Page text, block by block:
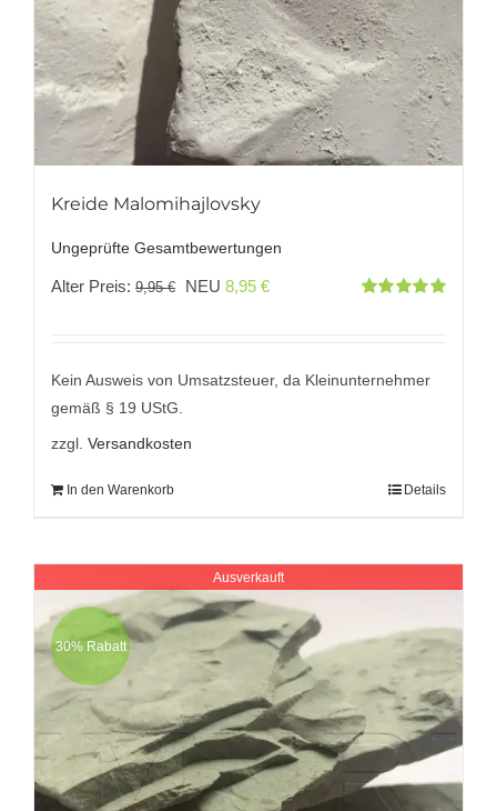
Kreide Malomihajlovsky
Ungeprüfte Gesamtbewertungen
Alter Preis: 9,95€
Ursprünglicher
9,95 €
NEU 8,95 €Aktueller
8,95 €.
Kein Ausweis von Umsatzsteuer, da Kleinunternehmer
gemäß § 19 UStG.
zzgl. Versandkosten
In den Warenkorb Details
Ausverkauft
30% Rabatt